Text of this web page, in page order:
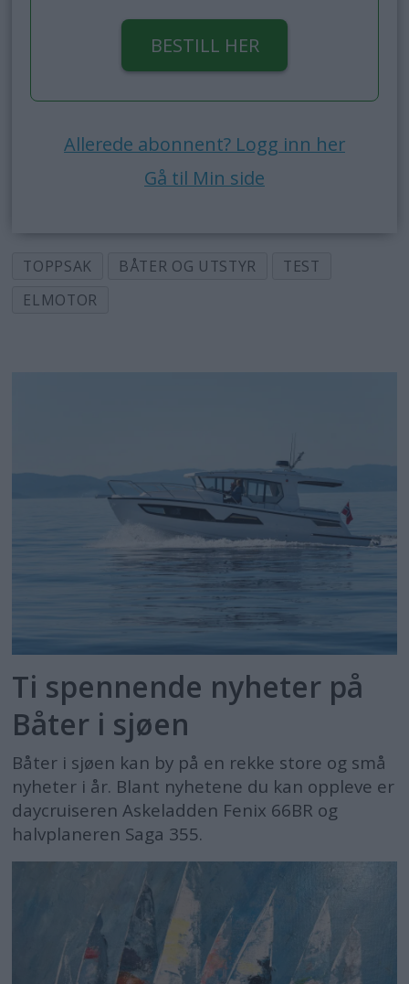
BESTILL HER
Allerede abonnent? Logg inn her
Gå til Min side
TOPPSAK BÅTER OG UTSTYR
TEST
ELMOTOR
Ti spennende nyheter på
Båter i sjøen
Båter i sjøen kan by på en rekke store og små
nyheter i år. Blant nyhetene du kan oppleve er
daycruiseren Askeladden Fenix 66BR og
halvplaneren Saga 355.